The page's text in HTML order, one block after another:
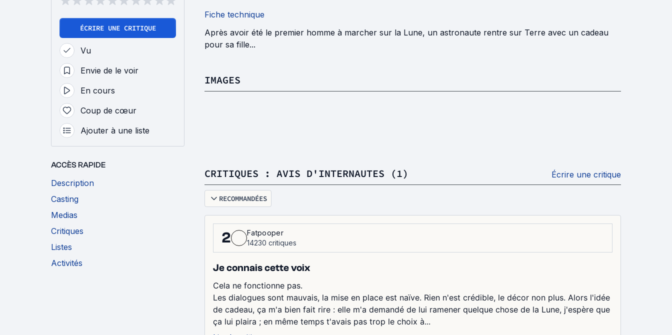
ÉCRIRE UNE CRITIQUE
Vu
Envie de le voir
En cours
Coup de cœur
Ajouter à une liste
ACCÈS RAPIDE
Description
Casting
Medias
Critiques
Listes
Activités
Fiche technique
Après avoir été le premier homme à marcher sur la Lune, un astronaute rentre sur Terre avec un cadeau
pour sa fille...
IMAGES
CRITIQUES : AVIS D'INTERNAUTES (1) Écrire une critique
RECOMMANDÉES
2
Fatpooper
14230 critiques
Je connais cette voix
Cela ne fonctionne pas.
Les dialogues sont mauvais, la mise en place est naïve. Rien n'est crédible, le décor non plus. Alors l'idée
de cadeau, ça m'a bien fait rire : elle m'a demandé de lui ramener quelque chose de la Lune, j'espère que
ça lui plaira ; en même temps t'avais pas trop le choix à...